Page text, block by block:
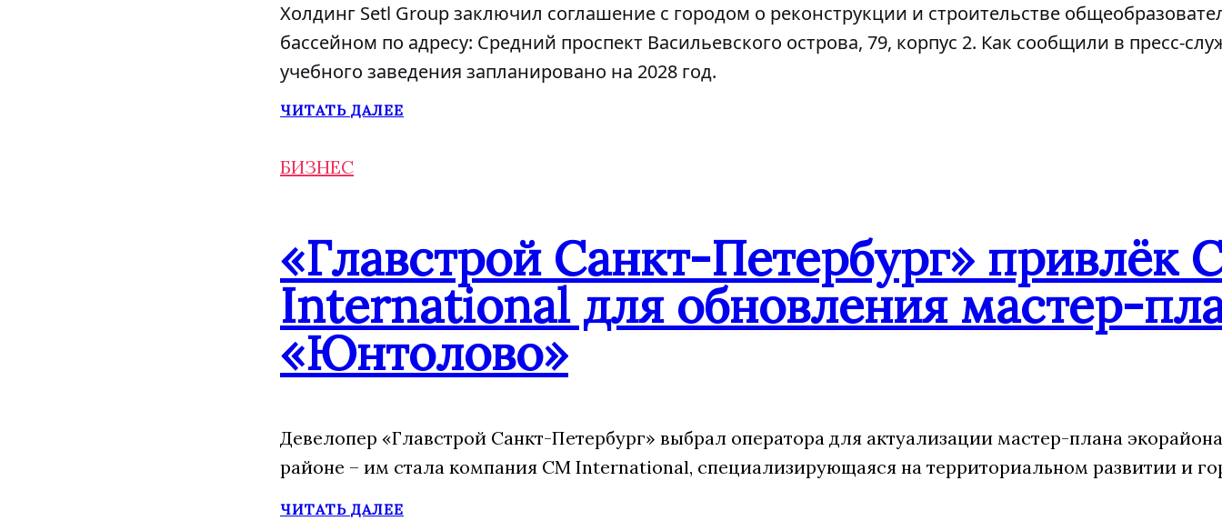
Холдинг Setl Group заключил соглашение с городом о реконструкции и строительстве
бассейном по адресу: Средний проспект Васильевского острова, 79, корпус 2. Как сообщили в пресс-
учебного заведения запланировано на 2028 год.
ЧИТАТЬ ДАЛЕЕ
БИЗНЕС
«Главстрой Санкт-Петербург» привлёк
International для обновления мастер-
«Юнтолово»
Девелопер «Главстрой Санкт-Петербург» выбрал оператора для актуализации мастер-плана
районе – им стала компания CM International, специализирующаяся на территориальном развитии и
ЧИТАТЬ ДАЛЕЕ